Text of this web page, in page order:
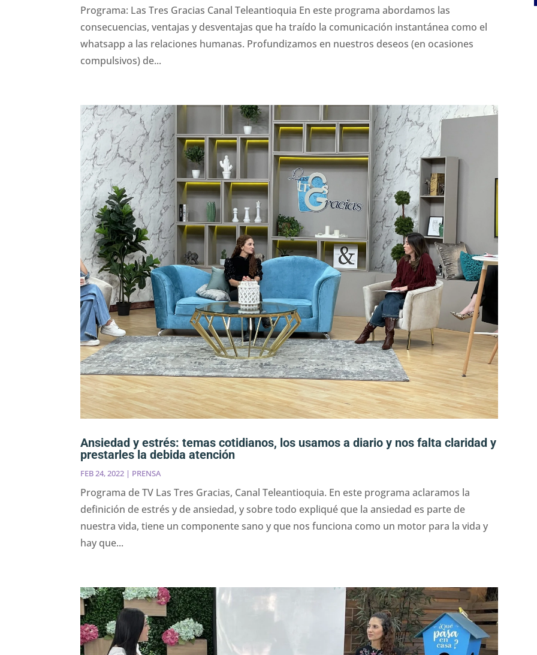
Programa: Las Tres Gracias Canal Teleantioquia En este programa abordamos las
consecuencias, ventajas y desventajas que ha traído la comunicación instantánea como el
whatsapp a las relaciones humanas. Profundizamos en nuestros deseos (en ocasiones
compulsivos) de...
Ansiedad y estrés: temas cotidianos, los usamos a diario y nos falta claridad y
prestarles la debida atención
FEB 24, 2022 | PRENSA
Programa de TV Las Tres Gracias, Canal Teleantioquia. En este programa aclaramos la
definición de estrés y de ansiedad, y sobre todo expliqué que la ansiedad es parte de
nuestra vida, tiene un componente sano y que nos funciona como un motor para la vida y
hay que...